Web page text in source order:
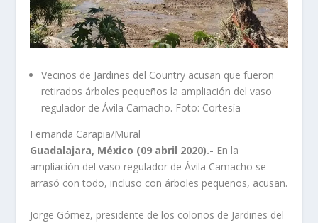
Vecinos de Jardines del Country acusan que fueron
retirados árboles pequeños la ampliación del vaso
regulador de Ávila Camacho. Foto: Cortesía
Fernanda Carapia/Mural
Guadalajara, México (09 abril 2020).- En la
ampliación del vaso regulador de Ávila Camacho se
arrasó con todo, incluso con árboles pequeños, acusan.
Jorge Gómez, presidente de los colonos de Jardines del